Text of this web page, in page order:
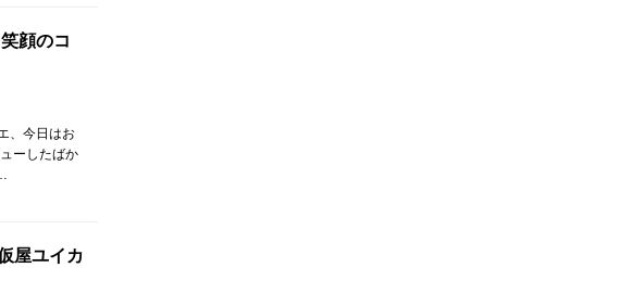
顔のコ
、今日はお
ーしたばか
屋ユイカ